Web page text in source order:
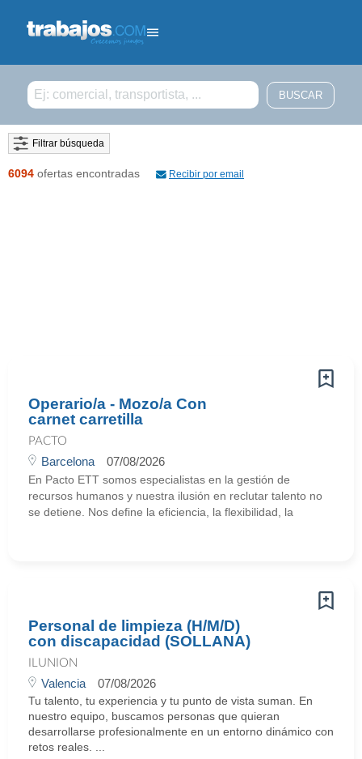
Filtrar búsqueda
6094 ofertas encontradas Recibir por email
Operario/a - Mozo/a Con
carnet carretilla
PACTO
Barcelona 07/08/2026
En Pacto ETT somos especialistas en la gestión de
recursos humanos y nuestra ilusión en reclutar talento no
se detiene. Nos define la eficiencia, la flexibilidad, la
Personal de limpieza (H/M/D)
con discapacidad (SOLLANA)
ILUNION
Valencia 07/08/2026
Tu talento, tu experiencia y tu punto de vista suman. En
nuestro equipo, buscamos personas que quieran
desarrollarse profesionalmente en un entorno dinámico con
retos reales. ...